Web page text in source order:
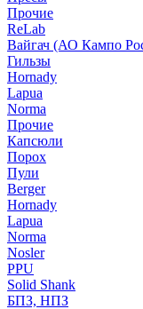
Прочие
ReLab
Вайгач (АО Кампо
Гильзы
Hornady
Lapua
Norma
Прочие
Капсюли
Порох
Пули
Berger
Hornady
Lapua
Norma
Nosler
PPU
Solid Shank
БПЗ, НПЗ